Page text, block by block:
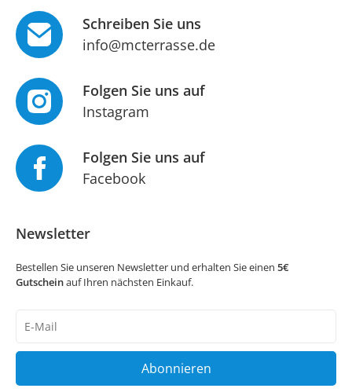
Schreiben Sie uns
info@mcterrasse.de
Folgen Sie uns auf
Instagram
Folgen Sie uns auf
Facebook
Newsletter
Bestellen Sie unseren Newsletter und erhalten Sie einen 5€
Gutscheinauf Ihren nächsten Einkauf.
Honig
Abonnieren